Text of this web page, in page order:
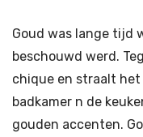
Goud was lange tijd
beschouwd werd.
chique en straalt het
badkamer n de
gouden accenten.